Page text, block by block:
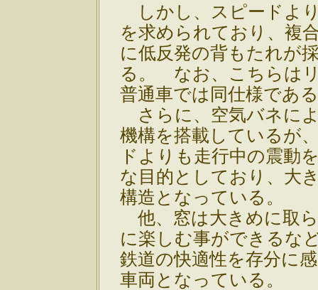
しかし、スピードよ
を求められており、複
に低反発の背もたれが
る。 なお、こちらは
普通車では同仕様であ
さらに、空気バネに
機構を搭載しているが
ドよりも走行中の震動
な目的としており、大
構造となっている。
他、窓は大きめに取
に楽しむ事ができるな
鉄道の快適性を存分に
車両となっている。